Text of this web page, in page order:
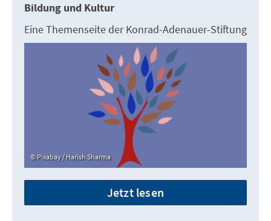
Bildung und Kultur
Eine Themenseite der Konrad-Adenauer-Stiftung
Pixabay / Harish Sharma
Jetzt lesen